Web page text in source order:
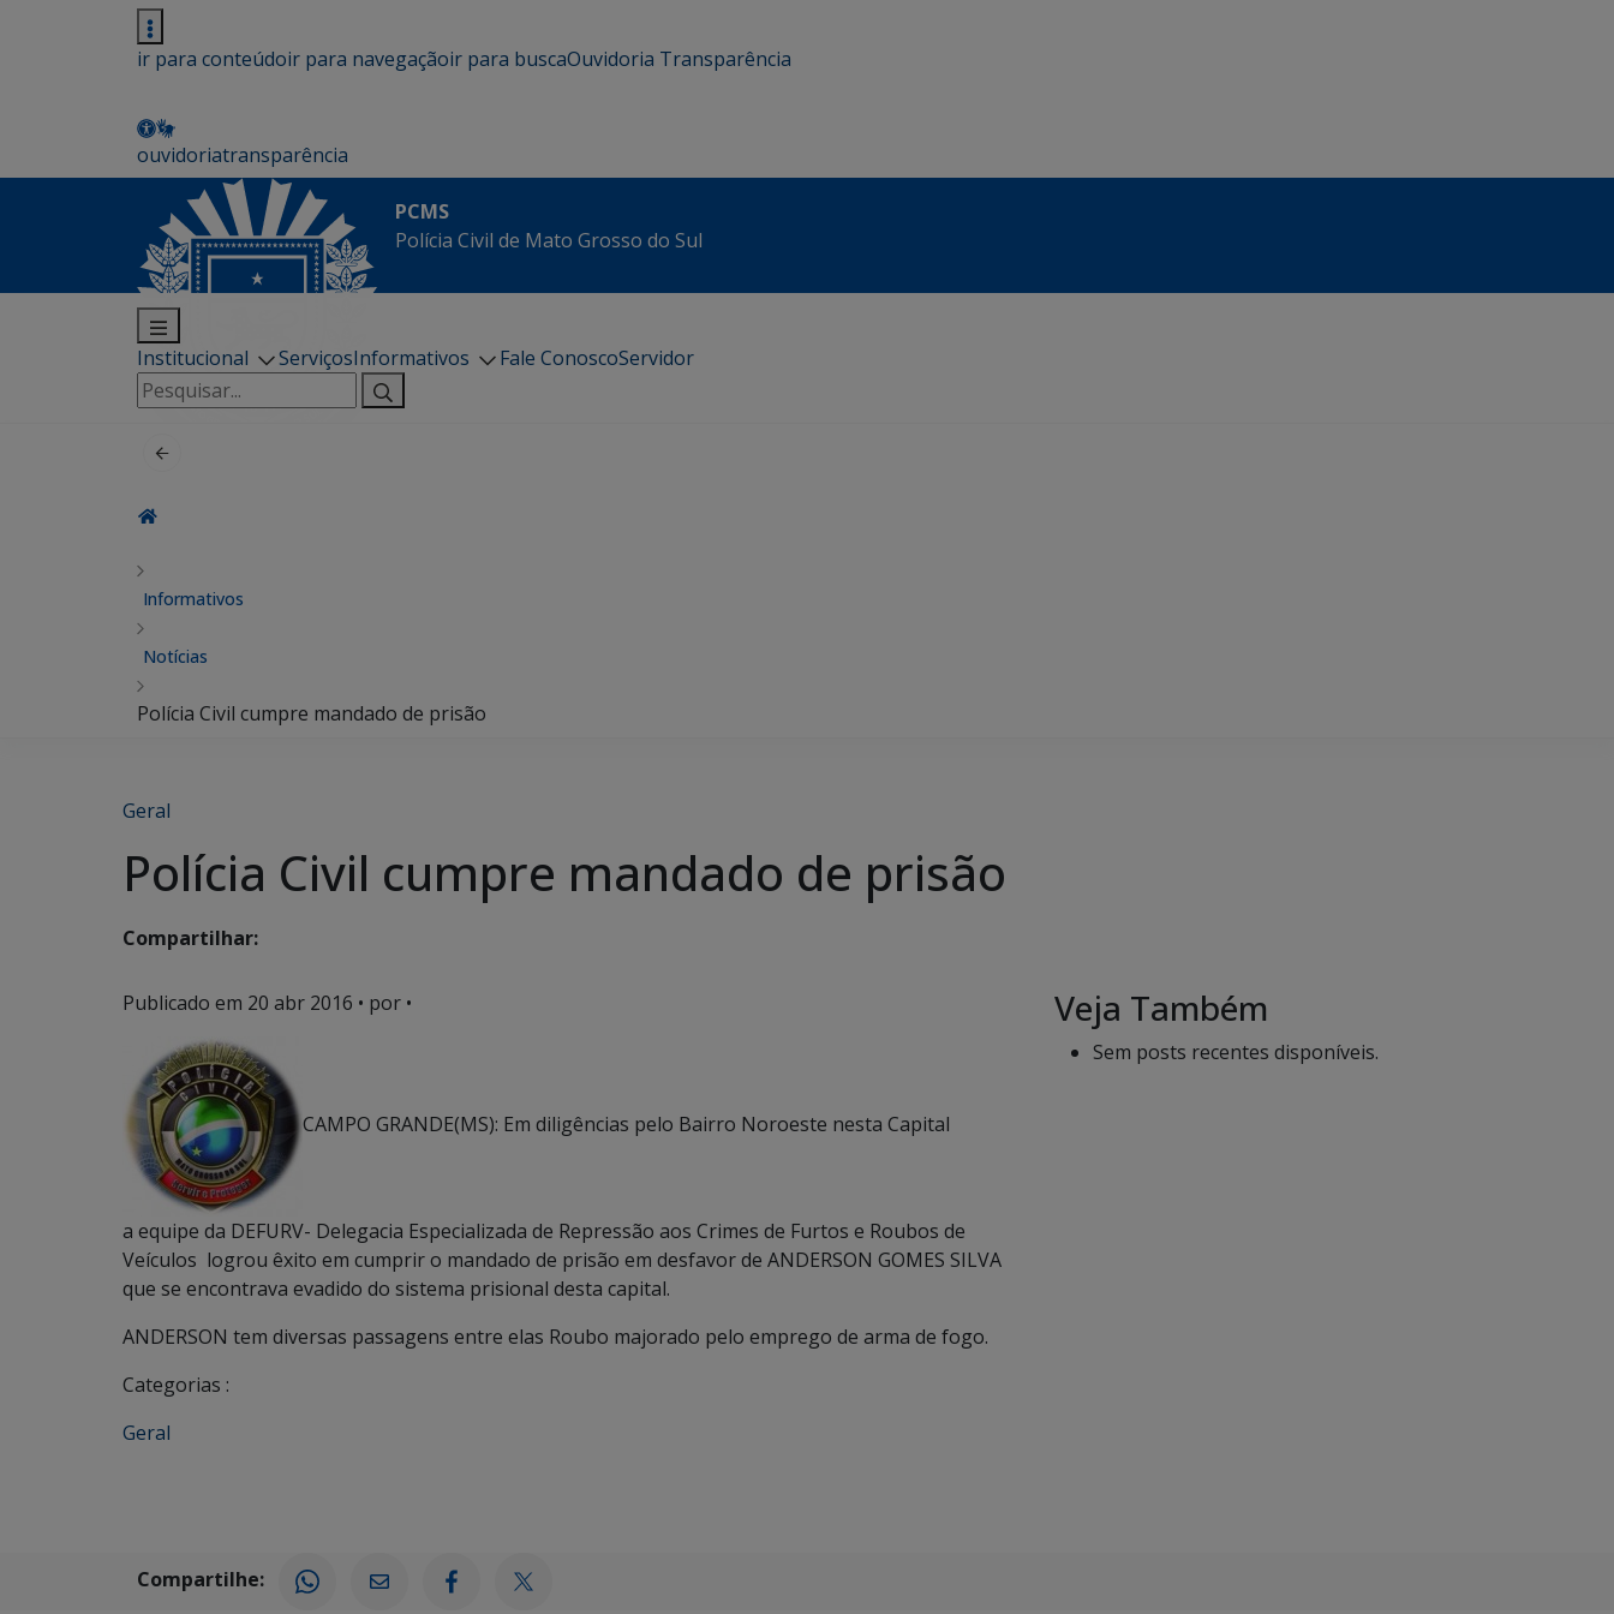
ir para conteúdoir para navegaçãoir para buscaOuvidoria Transparência
ouvidoriatransparência
PCMS
Polícia Civil de Mato Grosso do Sul
Institucional ServiçosInformativos Fale ConoscoServidor
Pesquisar
por:
Informativos
Notícias
Polícia Civil cumpre mandado de prisão
Geral
Polícia Civil cumpre mandado de prisão
Compartilhar:
Publicado em 20 abr 2016 • por •
CAMPO GRANDE(MS): Em diligências pelo Bairro Noroeste nesta Capital
a equipe da DEFURV- Delegacia Especializada de Repressão aos Crimes de Furtos e Roubos de
Veículos logrou êxito em cumprir o mandado de prisão em desfavor de ANDERSON GOMES SILVA
que se encontrava evadido do sistema prisional desta capital.
ANDERSON tem diversas passagens entre elas Roubo majorado pelo emprego de arma de fogo.
Categorias :
Geral
Veja Também
Sem posts recentes disponíveis.
Compartilhe: